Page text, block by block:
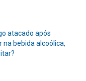
atacado após
na bebida alcoólica,